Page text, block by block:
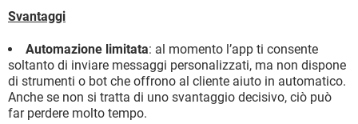
Svantaggi
Automazione limitata: al momento l’app ti consente
soltanto di inviare messaggi personalizzati, ma non dispone
di strumenti o bot che offrono al cliente aiuto in automatico.
Anche se non si tratta di uno svantaggio decisivo, ciò può
far perdere molto tempo.